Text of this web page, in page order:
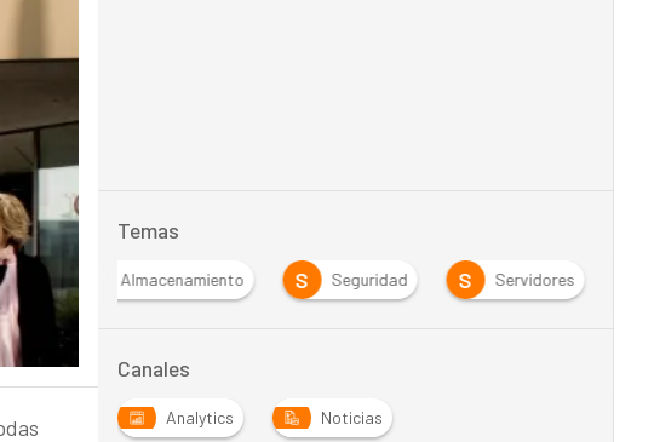
Temas
Almacenamiento S Seguridad S Servidores
Canales
Analytics Noticias